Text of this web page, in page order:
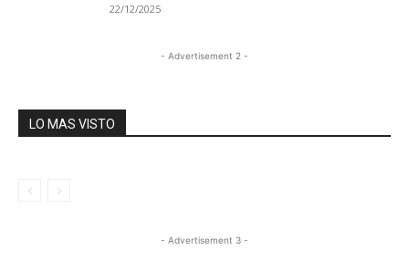
22/12/2025
- Advertisement 2 -
LO MAS VISTO
- Advertisement 3 -